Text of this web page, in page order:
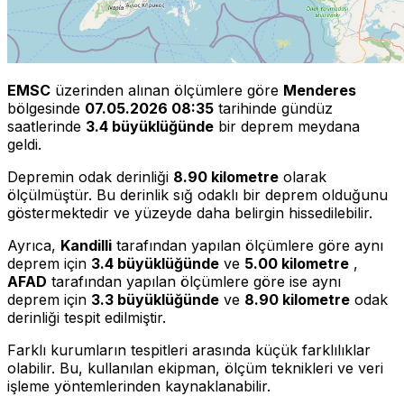
EMSC üzerinden alınan ölçümlere göre Menderes
bölgesinde 07.05.2026 08:35 tarihinde gündüz
saatlerinde 3.4 büyüklüğünde bir deprem meydana
geldi.
Depremin odak derinliği 8.90 kilometre olarak
ölçülmüştür. Bu derinlik sığ odaklı bir deprem olduğunu
göstermektedir ve yüzeyde daha belirgin hissedilebilir.
Ayrıca, Kandilli tarafından yapılan ölçümlere göre aynı
deprem için 3.4 büyüklüğünde ve 5.00 kilometre ,
AFAD tarafından yapılan ölçümlere göre ise aynı
deprem için 3.3 büyüklüğünde ve 8.90 kilometre odak
derinliği tespit edilmiştir.
Farklı kurumların tespitleri arasında küçük farklılıklar
olabilir. Bu, kullanılan ekipman, ölçüm teknikleri ve veri
işleme yöntemlerinden kaynaklanabilir.